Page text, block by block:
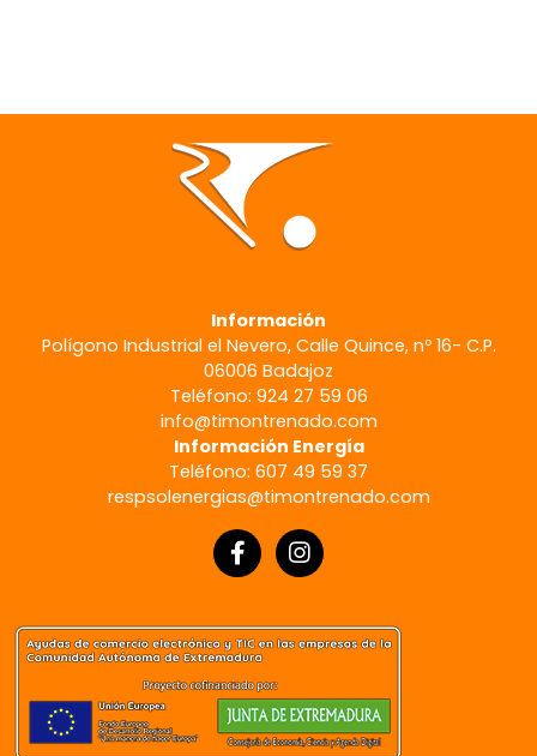
Información
Polígono Industrial el Nevero, Calle Quince, nº 16- C.P.
06006 Badajoz
Teléfono: 924 27 59 06
info@timontrenado.com
Información Energía
Teléfono: 607 49 59 37
respsolenergias@timontrenado.com